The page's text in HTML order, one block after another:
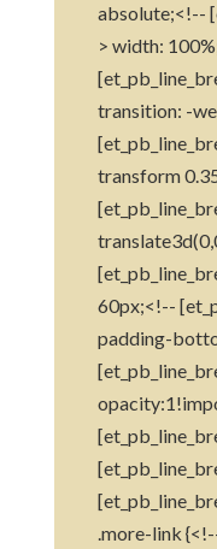
absolute;<!--
> width:
transition: -
transform
60px;<!--
padding-
.more-link